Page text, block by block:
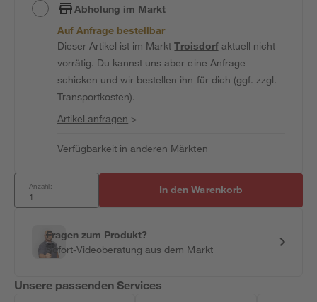
Abholung im Markt
Auf Anfrage bestellbar
Dieser Artikel ist im MarktTroisdorfaktuell nicht
vorrätig. Du kannst uns aber eine Anfrage
schicken und wir bestellen ihn für dich (ggf. zzgl.
Transportkosten).
Artikel anfragen >
Verfügbarkeit in anderen Märkten
Anzahl: In den Warenkorb
Fragen zum Produkt?
Sofort-Videoberatung aus dem Markt
Unsere passenden Services